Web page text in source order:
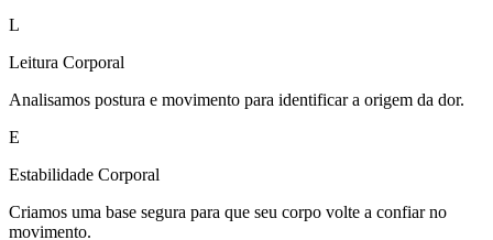
L
Leitura Corporal
Analisamos postura e movimento para identificar a origem da dor.
E
Estabilidade Corporal
Criamos uma base segura para que seu corpo volte a confiar no
movimento.